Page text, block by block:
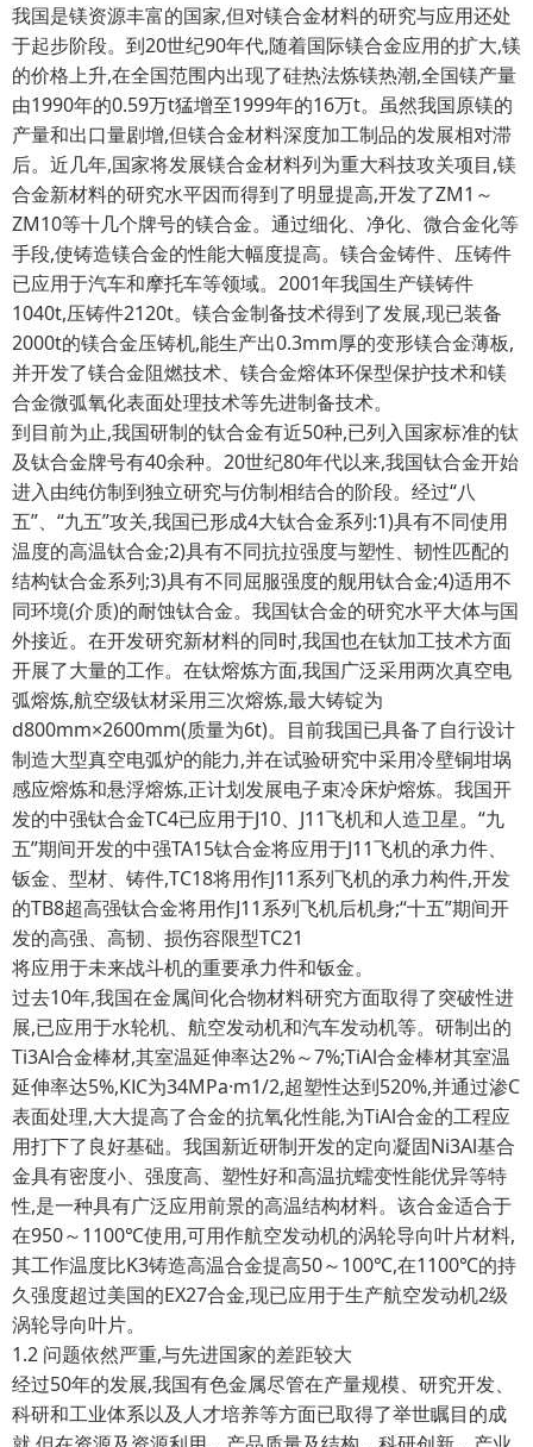
我国是镁资源丰富的国家,但对镁合金材料的研究与应用还处
于起步阶段。到20世纪90年代,随着国际镁合金应用的扩大,镁
的价格上升,在全国范围内出现了硅热法炼镁热潮,全国镁产量
由1990年的0.59万t猛增至1999年的16万t。虽然我国原镁的
产量和出口量剧增,但镁合金材料深度加工制品的发展相对滞
后。近几年,国家将发展镁合金材料列为重大科技攻关项目,镁
合金新材料的研究水平因而得到了明显提高,开发了ZM1～
ZM10等十几个牌号的镁合金。通过细化、净化、微合金化等
手段,使铸造镁合金的性能大幅度提高。镁合金铸件、压铸件
已应用于汽车和摩托车等领域。2001年我国生产镁铸件
1040t,压铸件2120t。镁合金制备技术得到了发展,现已装备
2000t的镁合金压铸机,能生产出0.3mm厚的变形镁合金薄板,
并开发了镁合金阻燃技术、镁合金熔体环保型保护技术和镁
合金微弧氧化表面处理技术等先进制备技术。
到目前为止,我国研制的钛合金有近50种,已列入国家标准的钛
及钛合金牌号有40余种。20世纪80年代以来,我国钛合金开始
进入由纯仿制到独立研究与仿制相结合的阶段。经过“八
五”、“九五”攻关,我国已形成4大钛合金系列:1)具有不同使用
温度的高温钛合金;2)具有不同抗拉强度与塑性、韧性匹配的
结构钛合金系列;3)具有不同屈服强度的舰用钛合金;4)适用不
同环境(介质)的耐蚀钛合金。我国钛合金的研究水平大体与国
外接近。在开发研究新材料的同时,我国也在钛加工技术方面
开展了大量的工作。在钛熔炼方面,我国广泛采用两次真空电
弧熔炼,航空级钛材采用三次熔炼,最大铸锭为
d800mm×2600mm(质量为6t)。目前我国已具备了自行设计
制造大型真空电弧炉的能力,并在试验研究中采用冷壁铜坩埚
感应熔炼和悬浮熔炼,正计划发展电子束冷床炉熔炼。我国开
发的中强钛合金TC4已应用于J10、J11飞机和人造卫星。“九
五”期间开发的中强TA15钛合金将应用于J11飞机的承力件、
钣金、型材、铸件,TC18将用作J11系列飞机的承力构件,开发
的TB8超高强钛合金将用作J11系列飞机后机身;“十五”期间开
发的高强、高韧、损伤容限型TC21
将应用于未来战斗机的重要承力件和钣金。
过去10年,我国在金属间化合物材料研究方面取得了突破性进
展,已应用于水轮机、航空发动机和汽车发动机等。研制出的
Ti3Al合金棒材,其室温延伸率达2%～7%;TiAl合金棒材其室温
延伸率达5%,KⅠC为34MPa·m1/2,超塑性达到520%,并通过渗C
表面处理,大大提高了合金的抗氧化性能,为TiAl合金的工程应
用打下了良好基础。我国新近研制开发的定向凝固Ni3Al基合
金具有密度小、强度高、塑性好和高温抗蠕变性能优异等特
性,是一种具有广泛应用前景的高温结构材料。该合金适合于
在950～1100℃使用,可用作航空发动机的涡轮导向叶片材料,
其工作温度比K3铸造高温合金提高50～100℃,在1100℃的持
久强度超过美国的EX27合金,现已应用于生产航空发动机2级
涡轮导向叶片。
1.2 问题依然严重,与先进国家的差距较大
经过50年的发展,我国有色金属尽管在产量规模、研究开发、
科研和工业体系以及人才培养等方面已取得了举世瞩目的成